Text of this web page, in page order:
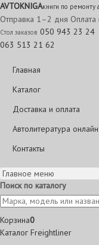
AVTOKNIGAкниги по ремонту
Отправка 1–2 дня Оплата
Стол заказов 050 943 23 24
063 513 21 62
Главная
Каталог
Доставка и оплата
Автолитература онлайн
Контакты
Поиск по каталогу
Корзина0
Каталог Freightliner